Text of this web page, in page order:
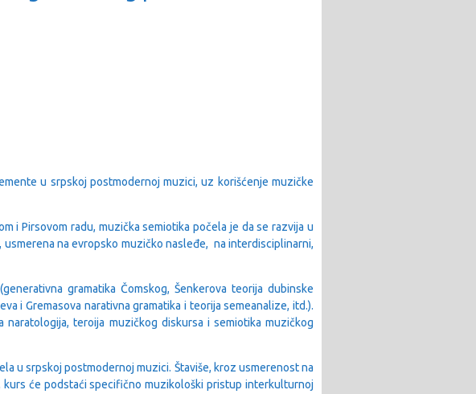
u srpskoj postmodernoj muzici, uz korišćenje muzičke
i Pirsovom radu, muzička semiotika počela je da se razvija u
na evropsko muzičko nasleđe, na interdisciplinarni,
gramatika Čomskog, Šenkerova teorija dubinske
i Gremasova narativna gramatika i teorija semeanalize, itd.).
teroija muzičkog diskursa i semiotika muzičkog
u srpskoj postmodernoj muzici. Štaviše, kroz usmerenost na
će podstaći specifično muzikološki pristup interkulturnoj